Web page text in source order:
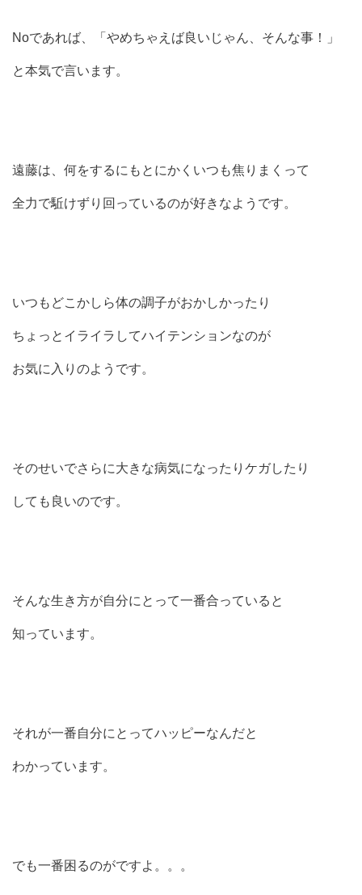
Noであれば、「やめちゃえば良いじゃん、そんな事！」
と本気で言います。
遠藤は、何をするにもとにかくいつも焦りまくって
全力で駈けずり回っているのが好きなようです。
いつもどこかしら体の調子がおかしかったり
ちょっとイライラしてハイテンションなのが
お気に入りのようです。
そのせいでさらに大きな病気になったりケガしたり
しても良いのです。
そんな生き方が自分にとって一番合っていると
知っています。
それが一番自分にとってハッピーなんだと
わかっています。
でも一番困るのがですよ。。。